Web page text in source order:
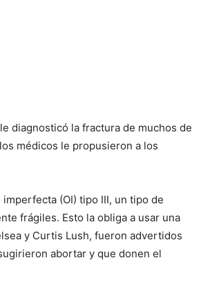
diagnosticó la fractura de muchos de
médicos le propusieron a los
(OI) tipo III, un tipo de
frágiles. Esto la obliga a usar una
y Curtis Lush, fueron advertidos
abortar y que donen el